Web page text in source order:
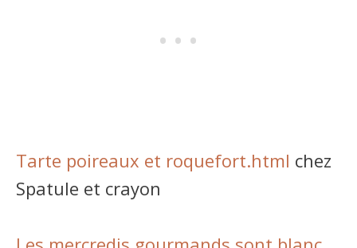
Tarte poireaux et roquefort.html chez
Spatule et crayon